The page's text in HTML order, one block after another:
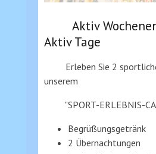
Aktiv
Aktiv Tage
Erleben Sie 2
unserem
"SPORT-ERLEBNIS-
Begrüßungsgetränk
2 Übernachtungen